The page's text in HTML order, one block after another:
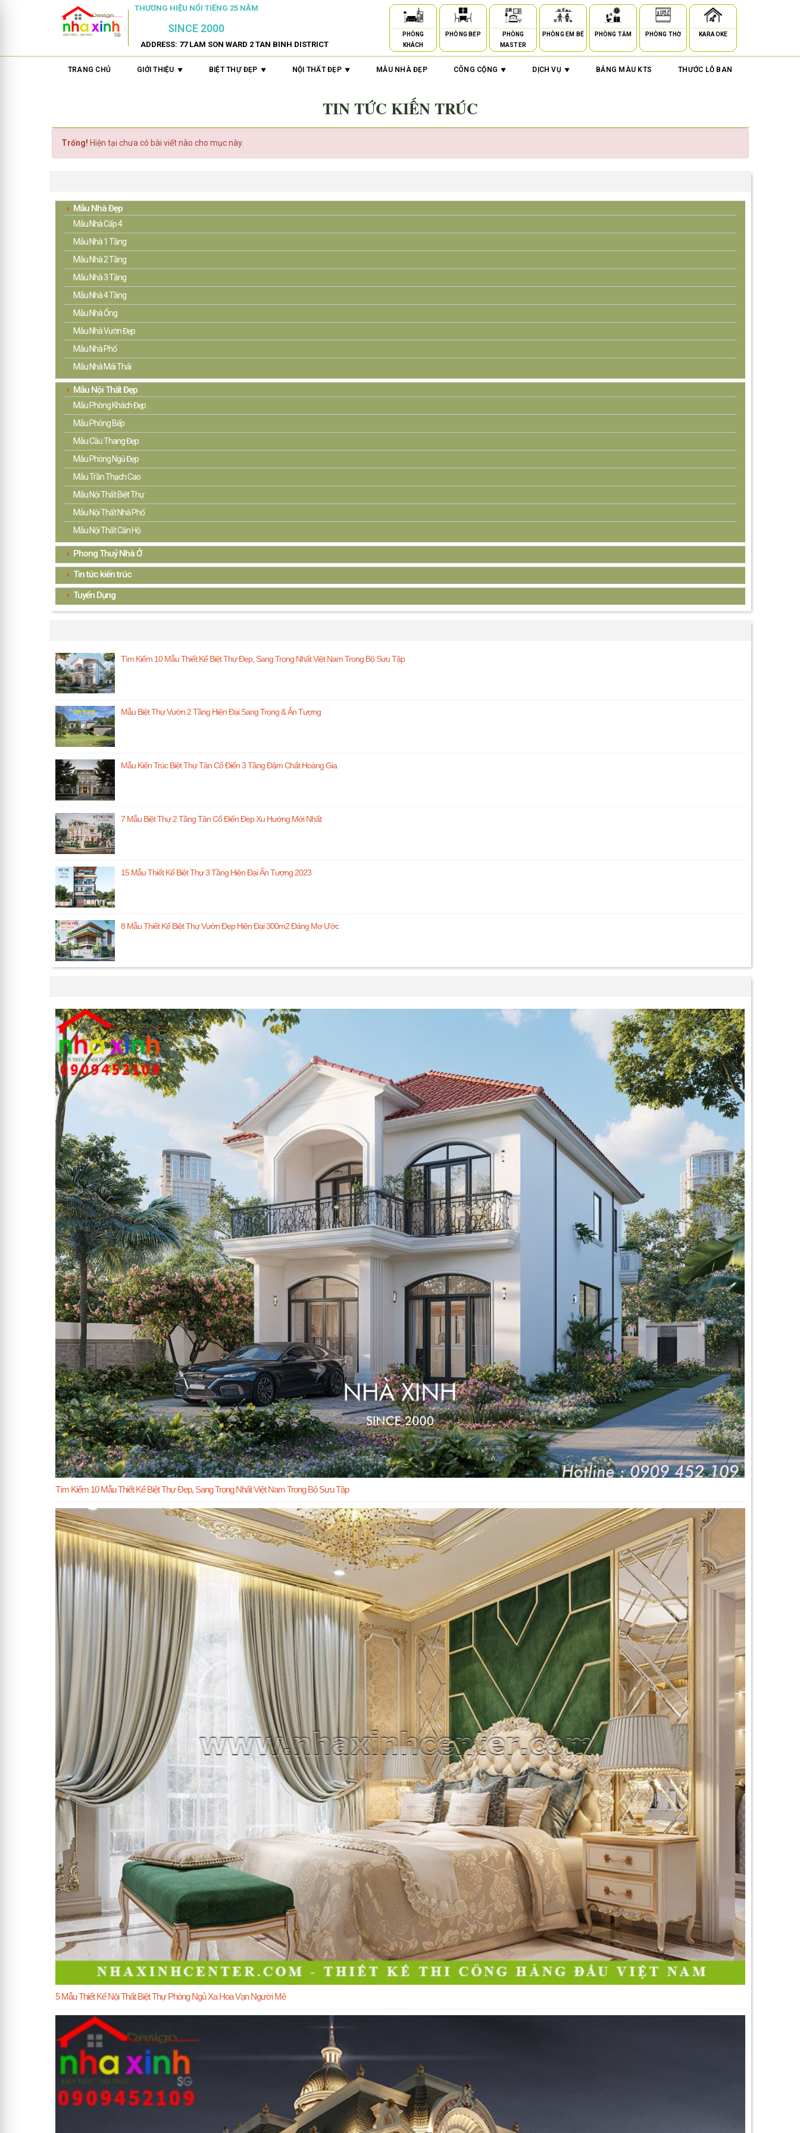
THƯƠNG HIỆU NỔI TIẾNG 25 NĂM
SINCE 2000
ADDRESS: 77 LAM SON WARD 2 TAN BINH DISTRICT
PHÒNG
KHÁCH
PHÒNG BẾP
PHÒNG
MASTER
PHÒNG EM BÉ PHÒNG TẮM PHÒNG THỜ KARAOKE
TRANG CHỦ GIỚI THIỆU BIỆT THỰ ĐẸP NỘI THẤT ĐẸP MẪU NHÀ ĐẸP CÔNG CỘNG DỊCH VỤ BẢNG MÀU KTS THƯỚC LỖ BAN
TIN TỨC KIẾN TRÚC
Trống! Hiện tại chưa có bài viết nào cho mục này.
Mẫu Nhà Đẹp
Mẫu Nhà Cấp 4
Mẫu Nhà 1 Tầng
Mẫu Nhà 2 Tầng
Mẫu Nhà 3 Tầng
Mẫu Nhà 4 Tầng
Mẫu Nhà Ống
Mẫu Nhà Vườn Đẹp
Mẫu Nhà Phố
Mẫu Nhà Mái Thái
Mẫu Nội Thất Đẹp
Mẫu Phòng Khách Đẹp
Mẫu Phòng Bếp
Mẫu Cầu Thang Đẹp
Mẫu Phòng Ngủ Đẹp
Mẫu Trần Thạch Cao
Mẫu Nội Thất Biệt Thự
Mẫu Nội Thất Nhà Phố
Mẫu Nội Thất Căn Hộ
Phong Thuỷ Nhà Ở
Tin tức kiến trúc
Tuyển Dụng
Tìm Kiếm 10 Mẫu Thiết Kế Biệt Thự Đẹp, Sang Trọng Nhất Việt Nam Trong Bộ Sưu Tập
Mẫu Biệt Thự Vườn 2 Tầng Hiện Đại Sang Trọng & Ấn Tượng
Mẫu Kiến Trúc Biệt Thự Tân Cổ Điển 3 Tầng Đậm Chất Hoàng Gia
7 Mẫu Biệt Thự 2 Tầng Tân Cổ Điển Đẹp Xu Hướng Mới Nhất
15 Mẫu Thiết Kế Biệt Thự 3 Tầng Hiện Đại Ấn Tượng 2023
8 Mẫu Thiết Kế Biệt Thự Vườn Đẹp Hiện Đại 300m2 Đáng Mơ Ước
Tìm Kiếm 10 Mẫu Thiết Kế Biệt Thự Đẹp, Sang Trọng Nhất Việt Nam Trong Bộ Sưu Tập
5 Mẫu Thiết Kế Nội Thất Biệt Thự Phòng Ngủ Xa Hoa Vạn Người Mê